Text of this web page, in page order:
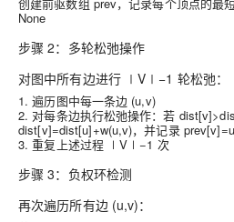
None
步骤 2：多轮松弛操作
对图中所有边进行 ∣V∣−1 轮松弛：
1. 遍历图中每一条边 (u,v)
2. 对每条边执行松弛操作：若
dist[v]=dist[u]+w(u,v)，并记录 prev[v]=u
3. 重复上述过程 ∣V∣−1 次
步骤 3：负权环检测
再次遍历所有边 (u,v)：